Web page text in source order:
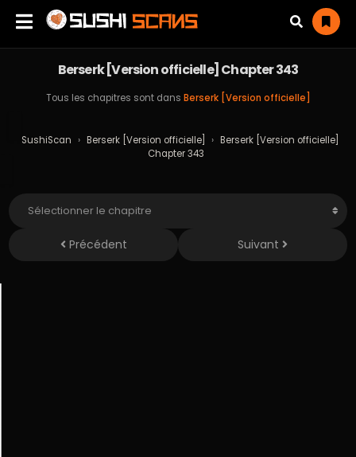
Berserk [Version officielle] Chapter 343
Tous les chapitres sont dans Berserk [Version officielle]
SushiScan › Berserk [Version officielle] › Berserk [Version officielle]
Chapter 343
Précédent Suivant